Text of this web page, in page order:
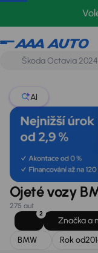
BMW
AI
Ojeté vozy
275 aut
2
Značka a
BMW
Rok od